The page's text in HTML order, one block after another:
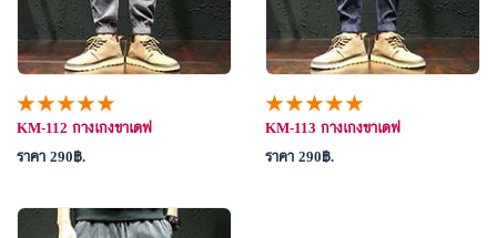
★★★★★
KM-112 กางเกงขาเดฟ
ราคา 290 .
★★★★★
KM-113 กางเกงขาเดฟ
ราคา 290 .